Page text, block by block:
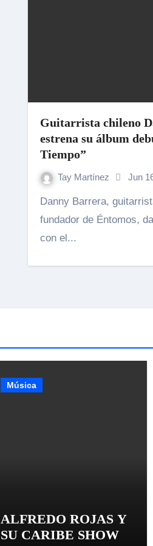
Guitarrista chileno
estrena su álbum
Tiempo”
Tay Martínez Jun
Danny Barrera, guitarrista y miembro
fundador de Éntomos,
con el...
Música
ALFREDO ROJAS Y
SU CARIBE SHOW